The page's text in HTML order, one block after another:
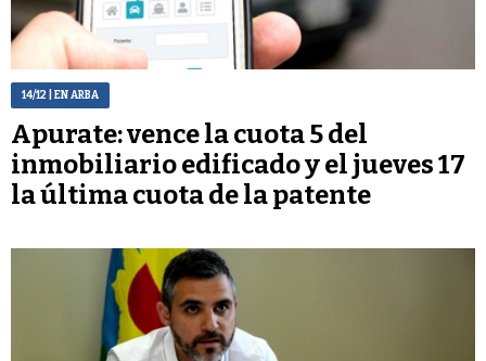
14/12 | EN ARBA
Apurate: vence la cuota 5 del
inmobiliario edificado y el jueves 17
la última cuota de la patente